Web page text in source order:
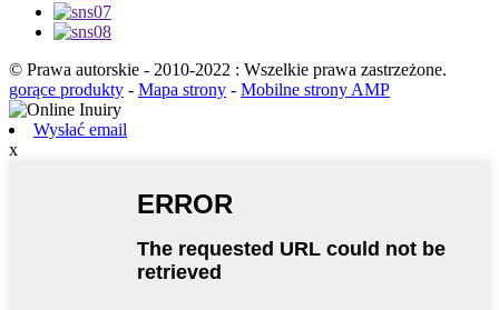
© Prawa autorskie - 2010-2022 : Wszelkie prawa zastrzeżone.
gorące produkty - Mapa strony - Mobilne strony AMP
Wysłać email
x